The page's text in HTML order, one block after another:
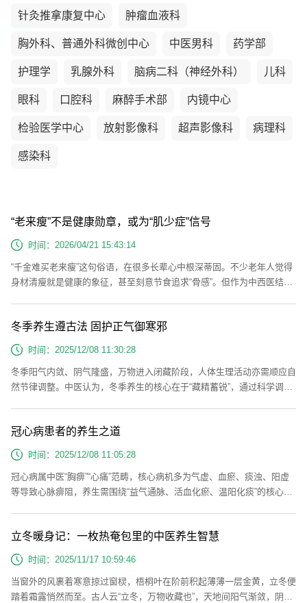
针灸推拿康复中心 肿瘤血液科
胸外科、普通外科微创中心 中医男科 药学部
护理学 乳腺外科 脑病二科（神经外科） 儿科
眼科 口腔科 麻醉手术部 内镜中心
检验医学中心 放射影像科 超声影像科 病理科
感染科
“老来瘦”不是健康勋章，或为“肌少症”信号
时间：2026/04/21 15:43:14
“千金难买老来瘦”这句俗语，在很多长辈心中根深蒂固。不少老年人觉得
身材清瘦就是健康的象征，甚至刻意节食追求“骨感”。但作为中西医结合
觑。肌肉的“隐形流失”：这不是自然衰老肌少症是一种与年龄增长相关的
增龄性疾病，简单说就是肌肉量、肌肉力量和躯体功能的进行性下降。这
种疾...
冬季养生遵古法 固护正气御寒邪
时间：2025/12/08 11:30:28
冬季阳气内敛、阴气隆盛，万物进入闭藏阶段，人体生理活动亦需顺应自
然节律调整。中医认为，冬季养生的核心在于“藏精蓄锐”，通过科学调摄
光”的养生原则。建议每晚22:00前入睡，助力阳气收敛；早晨待日出后
（约7:00-7:30）起床，借自然界阳气补充自身，避免过早外出受寒。熬
夜会耗损肾阴...
冠心病患者的养生之道
时间：2025/12/08 11:05:28
冠心病属中医“胸痹”“心痛”范畴，核心病机多为气虚、血瘀、痰浊、阳虚
等导致心脉痹阻，养生需围绕“益气通脉、活血化瘀、温阳化痰”的核心，
格外注重作息规律。每日应保证7-8小时睡眠，避免熬夜耗伤阳气、损伤
心阴，睡前忌浓茶、咖啡及剧烈活动，可通过温水泡脚、听舒缓音乐助
眠，让心...
立冬暖身记：一枚热奄包里的中医养生智慧
时间：2025/11/17 10:59:46
当窗外的风裹着寒意掠过窗棂，梧桐叶在阶前积起薄薄一层金黄，立冬便
踏着霜露悄然而至。古人云“立冬，万物收藏也”，天地间阳气渐敛，阴气